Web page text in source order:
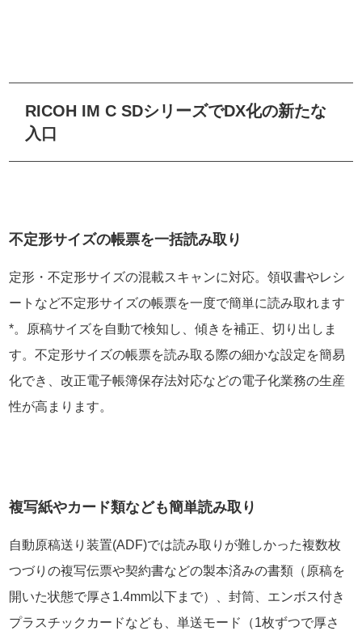
RICOH IM C SDシリーズでDX化の新たな
入口
不定形サイズの帳票を一括読み取り
定形・不定形サイズの混載スキャンに対応。領収書やレシ
ートなど不定形サイズの帳票を一度で簡単に読み取れます
*。原稿サイズを自動で検知し、傾きを補正、切り出しま
す。不定形サイズの帳票を読み取る際の細かな設定を簡易
化でき、改正電子帳簿保存法対応などの電子化業務の生産
性が高まります。
複写紙やカード類なども簡単読み取り
自動原稿送り装置(ADF)では読み取りが難しかった複数枚
つづりの複写伝票や契約書などの製本済みの書類（原稿を
開いた状態で厚さ1.4mm以下まで）、封筒、エンボス付き
プラスチックカードなども、単送モード（1枚ずつで厚さ